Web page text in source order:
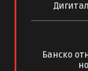
Банско